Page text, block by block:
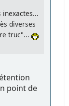
inexactes...
diverses
truc"...
point de